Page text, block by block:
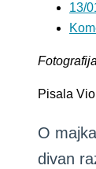
13/
Pisala
O
divan